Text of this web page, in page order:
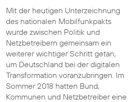
Mit der heutigen Unterzeichnung
des nationalen Mobilfunkpakts
wurde zwischen Politik und
Netzbetreibern gemeinsam ein
weiterer wichtiger Schritt getan,
um Deutschland bei der digitalen
Transformation voranzubringen. Im
Sommer 2018 hatten Bund,
Kommunen und Netzbetreiber eine